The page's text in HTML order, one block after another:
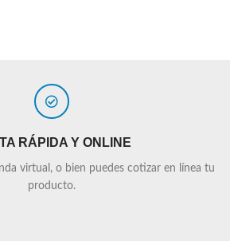
RÁPIDA Y ONLINE
virtual, o bien puedes cotizar en línea tu
producto.